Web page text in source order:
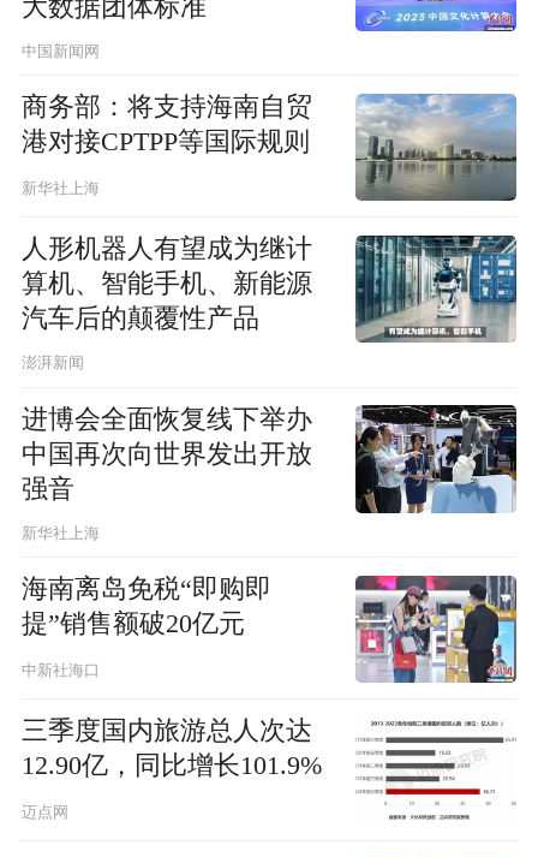
大数据团体标准
中国新闻网
商务部：将支持海南自贸
港对接CPTPP等国际规则
新华社上海
人形机器人有望成为继计
算机、智能手机、新能源
汽车后的颠覆性产品
澎湃新闻
进博会全面恢复线下举办
中国再次向世界发出开放
强音
新华社上海
海南离岛免税“即购即
提”销售额破20亿元
中新社海口
三季度国内旅游总人次达
12.90亿，同比增长101.9%
迈点网